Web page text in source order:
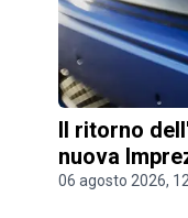
Il ritorno
nuova
06 agosto 2026,